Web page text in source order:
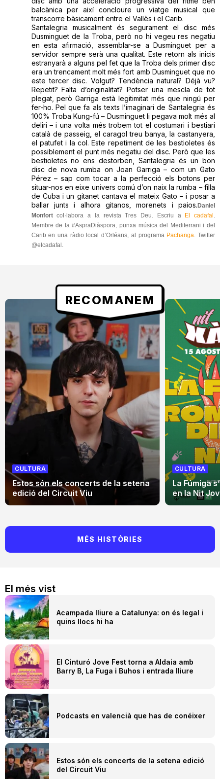
balcànica per així concloure un viatge musical que
transcorre bàsicament entre el Vallès i el Carib.
Santalegria musicalment és segurament el disc més
Dusminguet de la Troba, però no hi vegeu res negatiu
en esta afirmació, assemblar-se a Dusminguet per a
servidor sempre serà una qualitat. Este retorn als inicis
estranyarà a alguns pel fet que la Troba dels primer disc
era un trencament molt més fort amb Dusminguet que no
este tercer disc. Volgut? Tendència natural? Déjà vu?
Repetit? Falta d’originalitat? Potser una mescla de tot
plegat, però Garriga està legitimitat més que ningú per
fer-ho. Pel que fa als texts l’imaginari de Santalegria és
100% Troba Kung-fú – Dusminguet li pegava molt més al
deliri – i una volta més trobem tot el costumari i bestiari
català de passeig, el caragol treu banya, la castanyera,
el patufet i la col. Este repetiment de les bestioletes és
possiblement el punt més negatiu del disc. Però que les
bestioletes no ens destorben, Santalegria és un bon
disc de nova rumba on Joan Garriga – com un Gato
Pérez – sap com tocar a la perfecció els botons per
situar-nos en eixe univers comú d’on naix la rumba – filla
de Cuba i un gitanet cantava el mateix Gato – i posar a
ballar junts i alhora gitanos, morenets i paios. Daniel
Monfortcol·labora a la revista Tres Deu. Escriu a El cadafal .
Membre de la #AspraDiàspora, punxa música del Mediterrani i del
Carib en una ràdio local d’Orléans, al programa Pachanga. Twitter
@elcadafal.
El més vist
Acampada lliure a Catalunya: on és legal i
quins llocs hi ha
El Cinturó Jove Fest torna a Aldaia amb
Barry B, La Fuga i Buhos i entrada lliure
Podcasts en valencià que has de conéixer
Estos són els concerts de la setena edició
del Circuit Viu
RECOMANEM
CULTURA
Estos són els concerts de la setena
edició del Circuit Viu
CULTURA
La Fúmiga
en la Nit
MÉS HISTÒRIES